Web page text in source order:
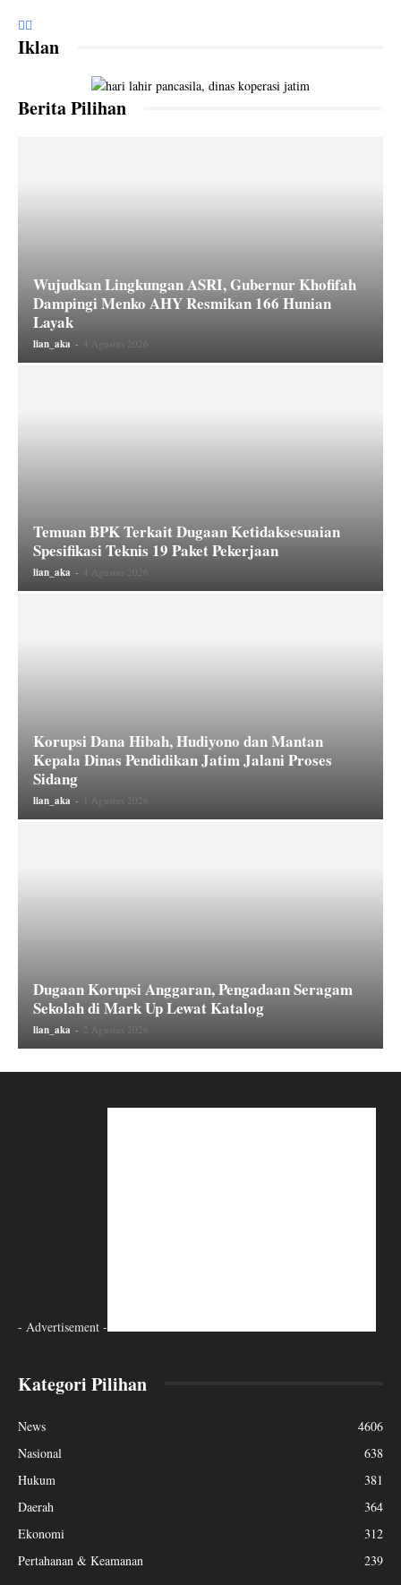
Iklan
Berita Pilihan
Wujudkan Lingkungan ASRI, Gubernur Khofifah
Dampingi Menko AHY Resmikan 166 Hunian
Layak
lian_aka - 4 Agustus 2026
Temuan BPK Terkait Dugaan Ketidaksesuaian
Spesifikasi Teknis 19 Paket Pekerjaan
lian_aka - 4 Agustus 2026
Korupsi Dana Hibah, Hudiyono dan Mantan
Kepala Dinas Pendidikan Jatim Jalani Proses
Sidang
lian_aka - 1 Agustus 2026
Dugaan Korupsi Anggaran, Pengadaan Seragam
Sekolah di Mark Up Lewat Katalog
lian_aka - 2 Agustus 2026
- Advertisement -
Kategori Pilihan
News
4606
Nasional
638
Hukum
381
Daerah
364
Ekonomi
312
Pertahanan & Keamanan
239